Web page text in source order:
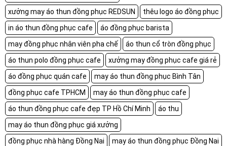
xưởng may áo thun đồng phục REDSUN
thêu logo áo đồng phục
in áo thun đồng phục cafe
áo đồng phục barista
may đồng phục nhân viên pha chế
áo thun cổ tròn đồng phục
áo thun polo đồng phục cafe
xưởng may đồng phục cafe giá rẻ
áo đồng phục quán cafe
may áo thun đồng phục Bình Tân
đồng phục cafe TPHCM
may áo thun đồng phục cafe
áo thun đồng phục cafe đẹp TP Hồ Chí Minh
áo thu
may áo thun đồng phục giá xưởng
đồng phục nhà hàng Đồng Nai
may áo thun đồng phục Đồng Nai